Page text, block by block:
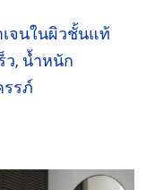
เจนในผิวชั้นแท้
ว, น้ำหนัก
รรภ์